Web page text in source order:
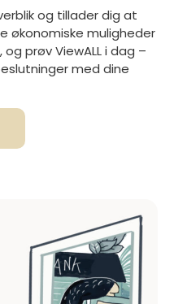
og tillader dig at
økonomiske muligheder
prøv ViewALL i dag –
med dine